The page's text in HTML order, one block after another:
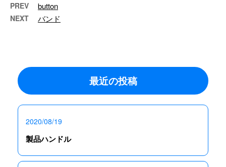
PREV button
NEXT バンド
最近の投稿
2020/08/19
製品ハンドル